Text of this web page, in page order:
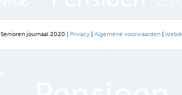
Senioren journaal 2020 | Privacy | Algemene voorwaarden |